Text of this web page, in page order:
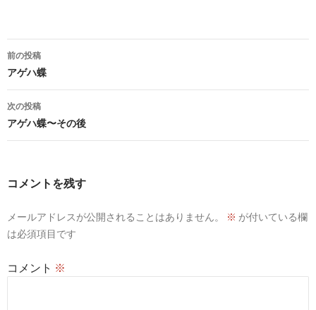
投
稿
ナ
ビ
ョ
前の投稿
アゲハ蝶
次の投稿
アゲハ蝶〜その後
コメントを残す
メールアドレスが公開されることはありません。 ※ が付いている欄
は必須項目です
コメント ※